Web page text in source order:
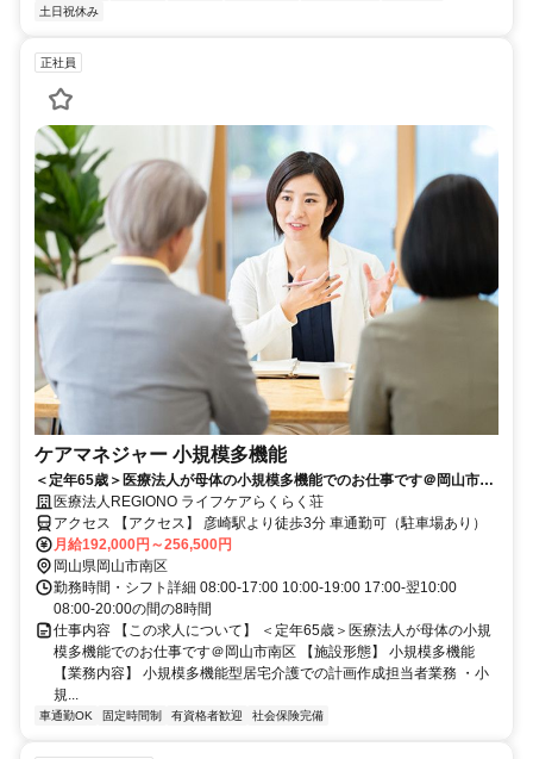
土日祝休み
正社員
ケアマネジャー 小規模多機能
＜定年65歳＞医療法人が母体の小規模多機能でのお仕事です＠岡山市南
区 医療法人REGIONO ライフケアらくらく荘
アクセス 【アクセス】 彦崎駅より徒歩3分 車通勤可（駐車場あり）
月給192,000円～256,500円
岡山県岡山市南区
勤務時間・シフト詳細 08:00-17:00 10:00-19:00 17:00-翌10:00
08:00-20:00の間の8時間
仕事内容 【この求人について】 ＜定年65歳＞医療法人が母体の小規
模多機能でのお仕事です＠岡山市南区 【施設形態】 小規模多機能
【業務内容】 小規模多機能型居宅介護での計画作成担当者業務 ・小
規...
車通勤OK 固定時間制 有資格者歓迎 社会保険完備